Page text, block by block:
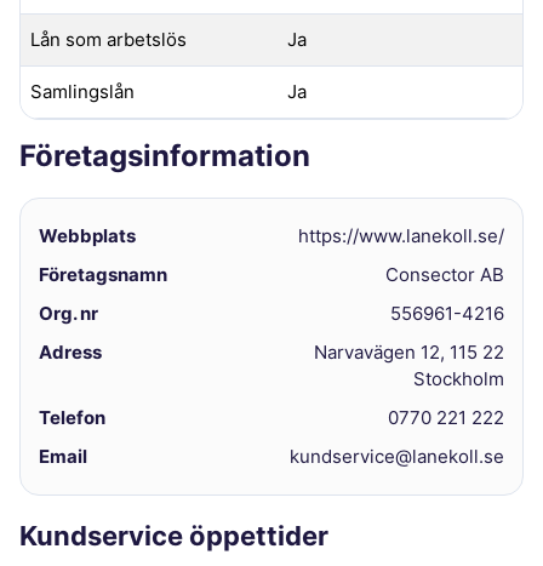
Lån som arbetslös Ja
Samlingslån Ja
Företagsinformation
Webbplats
https://www.lanekoll.se/
Företagsnamn
Consector AB
Org. nr
556961-4216
Adress
Narvavägen 12, 115 22
Stockholm
Telefon
0770 221 222
Email
kundservice@lanekoll.se
Kundservice öppettider